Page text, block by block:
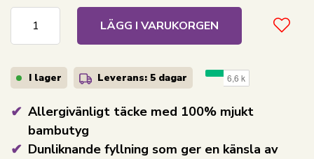
Allergivänligt täcke med 100% mjukt
bambutyg
Dunliknande fyllning som ger en känsla av
LÄGG I VARUKORGEN
I lager Leverans: 5 dagar